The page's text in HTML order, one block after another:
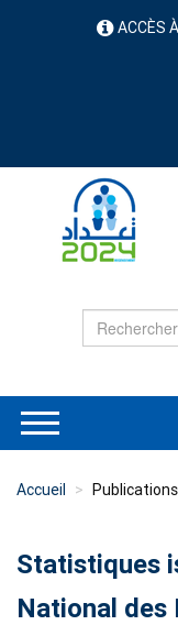
menu ACCÈS
Accueil Publications
Statistiques
National des